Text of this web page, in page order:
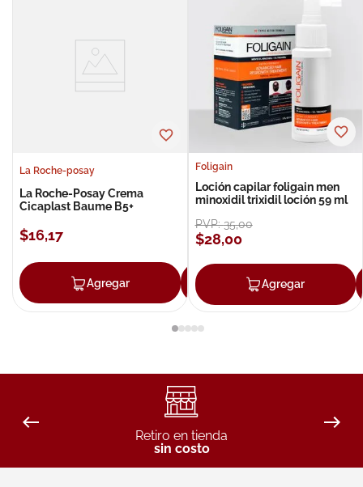
La Roche-posay
La Roche-Posay Crema
Cicaplast Baume B5+
$16,17
Agregar Agregar
Foligain
Loción capilar foligain men
minoxidil trixidil loción 59 ml
PVP:35,00
$28,00
Agregar
Retiro en tienda
sin costo